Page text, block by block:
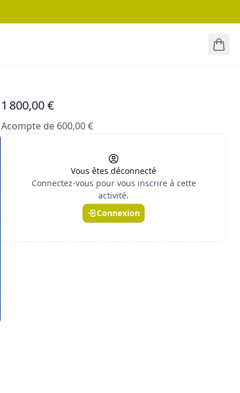
1 800,00 €
Acompte de 600,00 €
Vous êtes déconnecté
Connectez-vous pour vous inscrire à cette
activité.
Connexion